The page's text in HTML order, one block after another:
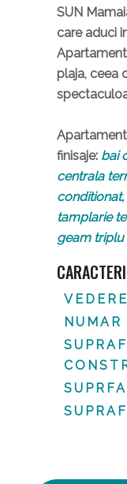
SUN
care aduci
plaja, ceea
finisaje: bai
centrala
conditionat,
tamplarie
geam
NUMAR